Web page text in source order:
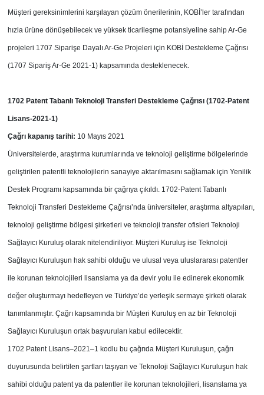
Müşteri gereksinimlerini karşılayan çözüm önerilerinin, KOBİ’ler tarafından
hızla ürüne dönüşebilecek ve yüksek ticarileşme potansiyeline sahip Ar-Ge
projeleri 1707 Siparişe Dayalı Ar-Ge Projeleri için KOBİ Destekleme Çağrısı
(1707 Sipariş Ar-Ge 2021-1) kapsamında desteklenecek.
1702 Patent Tabanlı Teknoloji Transferi Destekleme Çağrısı (1702-Patent
Lisans-2021-1)
Çağrı kapanış tarihi: 10 Mayıs 2021
Üniversitelerde, araştırma kurumlarında ve teknoloji geliştirme bölgelerinde
geliştirilen patentli teknolojilerin sanayiye aktarılmasını sağlamak için Yenilik
Destek Programı kapsamında bir çağrıya çıkıldı. 1702-Patent Tabanlı
Teknoloji Transferi Destekleme Çağrısı’nda üniversiteler, araştırma altyapıları,
teknoloji geliştirme bölgesi şirketleri ve teknoloji transfer ofisleri Teknoloji
Sağlayıcı Kuruluş olarak nitelendiriliyor. Müşteri Kuruluş ise Teknoloji
Sağlayıcı Kuruluşun hak sahibi olduğu ve ulusal veya uluslararası patentler
ile korunan teknolojileri lisanslama ya da devir yolu ile edinerek ekonomik
değer oluşturmayı hedefleyen ve Türkiye’de yerleşik sermaye şirketi olarak
tanımlanmıştır. Çağrı kapsamında bir Müşteri Kuruluş en az bir Teknoloji
Sağlayıcı Kuruluşun ortak başvuruları kabul edilecektir.
1702 Patent Lisans–2021–1 kodlu bu çağrıda Müşteri Kuruluşun, çağrı
duyurusunda belirtilen şartları taşıyan ve Teknoloji Sağlayıcı Kuruluşun hak
sahibi olduğu patent ya da patentler ile korunan teknolojileri, lisanslama ya